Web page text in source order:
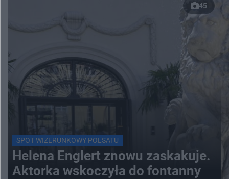
45
SPOT WIZERUNKOWY POLSATU
Helena Englert znowu zaskakuje.
Aktorka wskoczyła do fontanny